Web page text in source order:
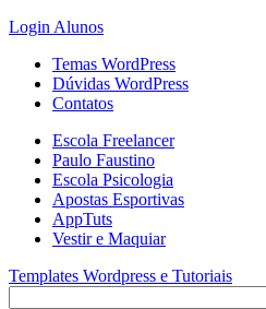
Login Alunos
Temas WordPress
Dúvidas WordPress
Contatos
Escola Freelancer
Paulo Faustino
Escola Psicologia
Apostas Esportivas
AppTuts
Vestir e Maquiar
Templates Wordpress e Tutoriais